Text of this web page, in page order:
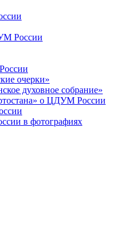
России
очерки»
духовное собрание»
о ЦДУМ России
в фотографиях